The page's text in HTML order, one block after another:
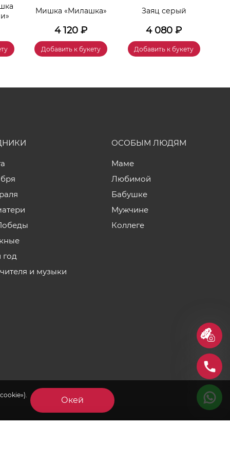
Мишка «Милашка»
4 120 ₽
Добавить к букету
Заяц серый
4 080 ₽
Добавить к букету
Окей
и музыки
ОСОБЫМ ЛЮДЯМ
Маме
Любимой
Бабушке
Мужчине
Коллеге